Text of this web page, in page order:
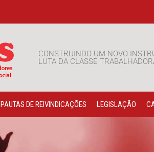
CONSTRUINDO UM NOVO
LUTA DA CLASSE
PAUTAS DE REIVINDICAÇÕES LEGISLAÇÃO